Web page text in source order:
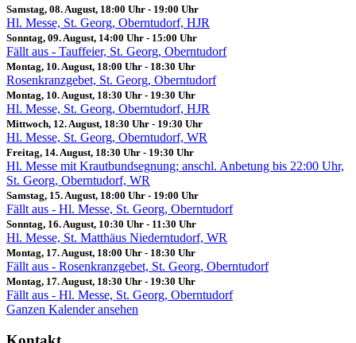
Samstag, 08. August, 18:00 Uhr - 19:00 Uhr
Hl. Messe, St. Georg, Oberntudorf, HJR
Sonntag, 09. August, 14:00 Uhr - 15:00 Uhr
Fällt aus - Tauffeier, St. Georg, Oberntudorf
Montag, 10. August, 18:00 Uhr - 18:30 Uhr
Rosenkranzgebet, St. Georg, Oberntudorf
Montag, 10. August, 18:30 Uhr - 19:30 Uhr
Hl. Messe, St. Georg, Oberntudorf, HJR
Mittwoch, 12. August, 18:30 Uhr - 19:30 Uhr
Hl. Messe, St. Georg, Oberntudorf, WR
Freitag, 14. August, 18:30 Uhr - 19:30 Uhr
Hl. Messe mit Krautbundsegnung; anschl. Anbetung bis 22:00 Uhr,
St. Georg, Oberntudorf, WR
Samstag, 15. August, 18:00 Uhr - 19:00 Uhr
Fällt aus - Hl. Messe, St. Georg, Oberntudorf
Sonntag, 16. August, 10:30 Uhr - 11:30 Uhr
Hl. Messe, St. Matthäus Niederntudorf, WR
Montag, 17. August, 18:00 Uhr - 18:30 Uhr
Fällt aus - Rosenkranzgebet, St. Georg, Oberntudorf
Montag, 17. August, 18:30 Uhr - 19:30 Uhr
Fällt aus - Hl. Messe, St. Georg, Oberntudorf
Ganzen Kalender ansehen